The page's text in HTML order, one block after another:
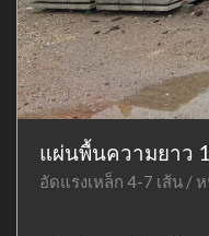
แผ่นพื้นความยาว
อัดแรงเหล็ก 4-7 เส้น /